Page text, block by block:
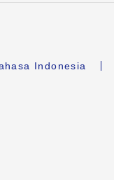
Indonesia